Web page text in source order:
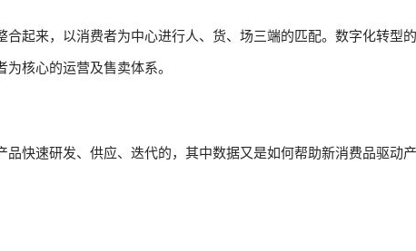
起来，以消费者为中心进行人、货、场三端的匹配。数字化转型
核心的运营及售卖体系。
快速研发、供应、迭代的，其中数据又是如何帮助新消费品驱动产